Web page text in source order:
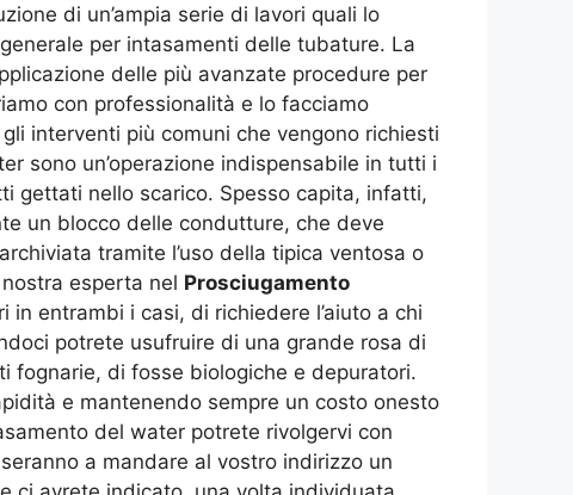
di un’ampia serie di lavori quali lo
per intasamenti delle tubature. La
delle più avanzate procedure per
con professionalità e lo facciamo
interventi più comuni che vengono richiesti
sono un’operazione indispensabile in tutti i
gettati nello scarico. Spesso capita, infatti,
un blocco delle condutture, che deve
tramite l’uso della tipica ventosa o
esperta nel Prosciugamento
entrambi i casi, di richiedere l’aiuto a chi
potrete usufruire di una grande rosa di
fognarie, di fosse biologiche e depuratori.
e mantenendo sempre un costo onesto
del water potrete rivolgervi con
a mandare al vostro indirizzo un